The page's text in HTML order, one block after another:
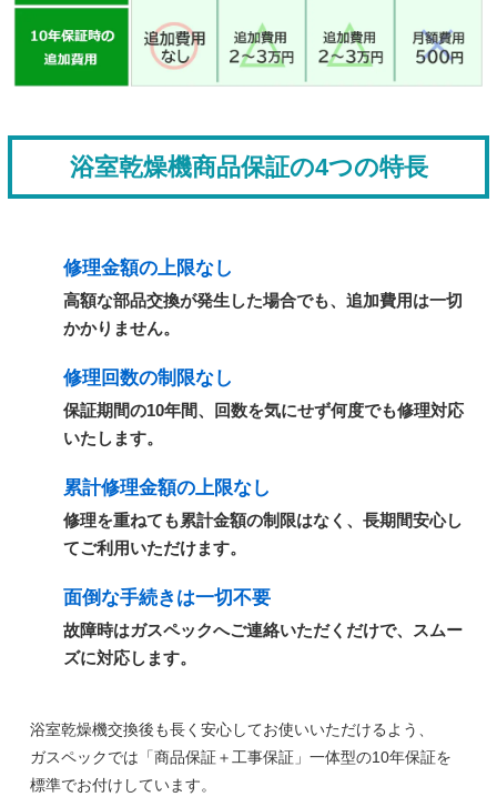
浴室乾燥機商品保証の4つの特長
修理金額の上限なし
高額な部品交換が発生した場合でも、追加費用は一切
かかりません。
修理回数の制限なし
保証期間の10年間、回数を気にせず何度でも修理対応
いたします。
累計修理金額の上限なし
修理を重ねても累計金額の制限はなく、長期間安心し
てご利用いただけます。
面倒な手続きは一切不要
故障時はガスペックへご連絡いただくだけで、スムー
ズに対応します。
浴室乾燥機交換後も長く安心してお使いいただけるよう、
ガスペックでは 「商品保証＋工事保証」一体型の10年保証を
標準でお付けしています。